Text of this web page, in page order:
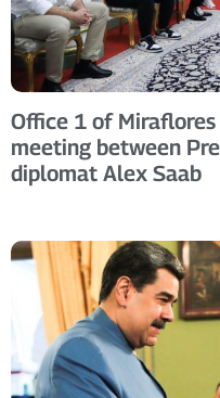
Office 1 of
meeting between
diplomat Alex Saab